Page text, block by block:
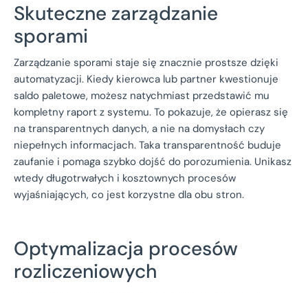
Skuteczne zarządzanie
sporami
Zarządzanie sporami staje się znacznie prostsze dzięki
automatyzacji. Kiedy kierowca lub partner kwestionuje
saldo paletowe, możesz natychmiast przedstawić mu
kompletny raport z systemu. To pokazuje, że opierasz się
na transparentnych danych, a nie na domysłach czy
niepełnych informacjach. Taka transparentność buduje
zaufanie i pomaga szybko dojść do porozumienia. Unikasz
wtedy długotrwałych i kosztownych procesów
wyjaśniających, co jest korzystne dla obu stron.
Optymalizacja procesów
rozliczeniowych